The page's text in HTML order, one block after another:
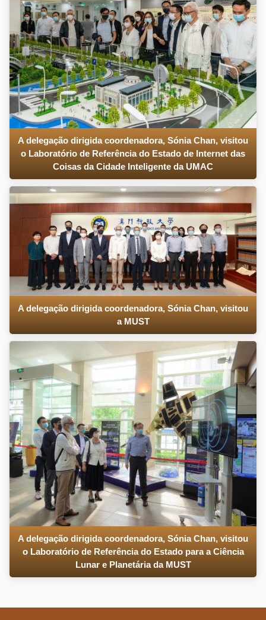
A delegação dirigida coordenadora, Sónia Chan, visitou
o Laboratório de Referência do Estado de Internet das
Coisas da Cidade Inteligente da UMAC
A delegação dirigida coordenadora, Sónia Chan, visitou
a MUST
A delegação dirigida coordenadora, Sónia Chan, visitou
o Laboratório de Referência do Estado para a Ciência
Lunar e Planetária da MUST